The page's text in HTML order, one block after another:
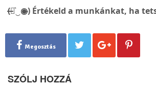
(̶◉͛‿◉̶) Értékeld a munkánkat, ha
Megosztás
SZÓLJ HOZZÁ